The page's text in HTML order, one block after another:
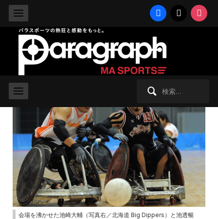
facebook
2014/12/20 土曜日 - ,夏季競技
ウィルチェアーラグビー日本選手
権、4強出そろう
会場を沸かせた池崎大輔（写真右／北海道 Big Dippers）と池透暢